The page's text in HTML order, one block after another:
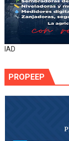
IAD
PROPEEP